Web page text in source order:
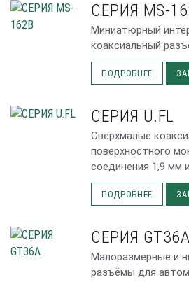
СЕРИЯ MS-
Миниатюрный
коаксиальный
ПОДРОБНЕЕ
СЕРИЯ U.FL
Сверхмалые
поверхностного
соединения 1,9 мм
ПОДРОБНЕЕ
СЕРИЯ GT36A
Малоразмерные и
разъёмы для